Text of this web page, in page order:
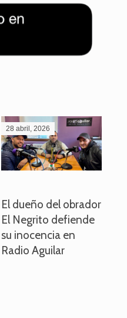
28 abril, 2026
El dueño del obrador
El Negrito defiende
su inocencia en
Radio Aguilar